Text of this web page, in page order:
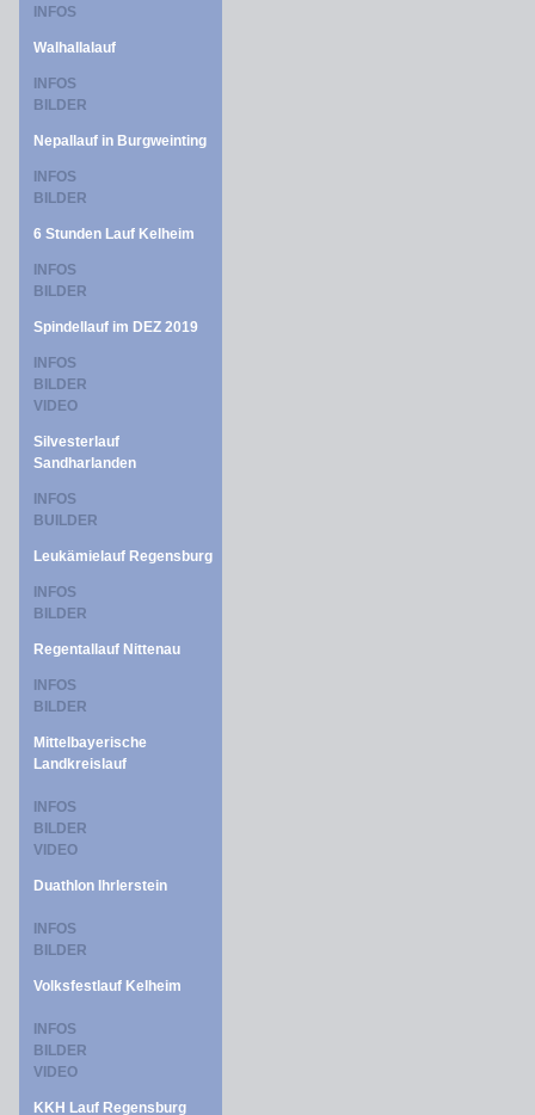
INFOS
Walhallalauf
INFOS
BILDER
Nepallauf in Burgweinting
INFOS
BILDER
6 Stunden Lauf Kelheim
INFOS
BILDER
Spindellauf im DEZ 2019
INFOS
BILDER
VIDEO
Silvesterlauf
Sandharlanden
INFOS
BUILDER
Leukämielauf Regensburg
INFOS
BILDER
Regentallauf Nittenau
INFOS
BILDER
Mittelbayerische
Landkreislauf
INFOS
BILDER
VIDEO
Duathlon Ihrlerstein
INFOS
BILDER
Volksfestlauf Kelheim
INFOS
BILDER
VIDEO
KKH Lauf Regensburg